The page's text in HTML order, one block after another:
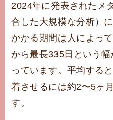
2024年に発表されたメ
合した大規模な分析）
かかる期間は人によっ
から最長335日という
っています。平均する
着させるには約2〜5ヶ
す。